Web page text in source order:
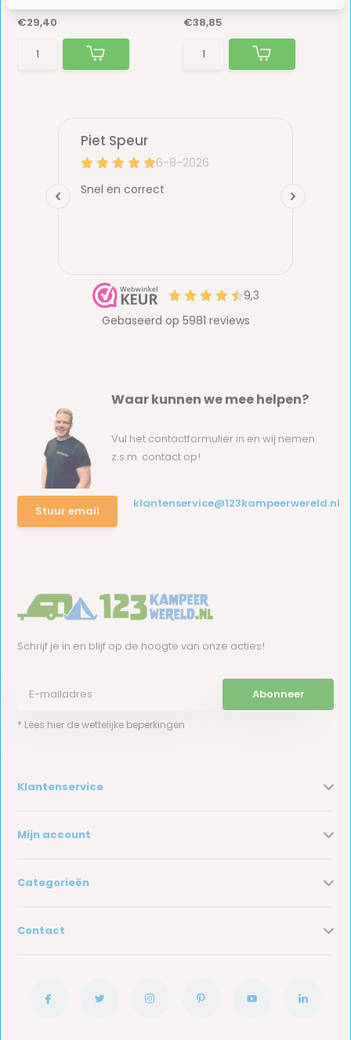
€29,40
€38,85
Waar kunnen we mee helpen?
Vul het contactformulier in en wij nemen
z.s.m. contact op!
Stuur email
klantenservice@123kampeerwereld.nl
Schrijf je in en blijf op de hoogte van onze acties!
Abonneer
* Lees hier de wettelijke beperkingen
Klantenservice
Mijn account
Categorieën
Contact